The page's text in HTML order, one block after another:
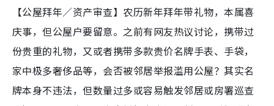
【公屋拜年／资产审查】农历新年拜年带礼物，本属喜
庆事，但公屋户要留意。之前有网友热议讨论，携带过
份贵重的礼物，又或者携带多款贵价名牌手表、手袋，
家中极多奢侈品等，会否被邻居举报滥用公屋？其实名
牌本身不违法，但数量过多或容易触发邻居或房署巡查